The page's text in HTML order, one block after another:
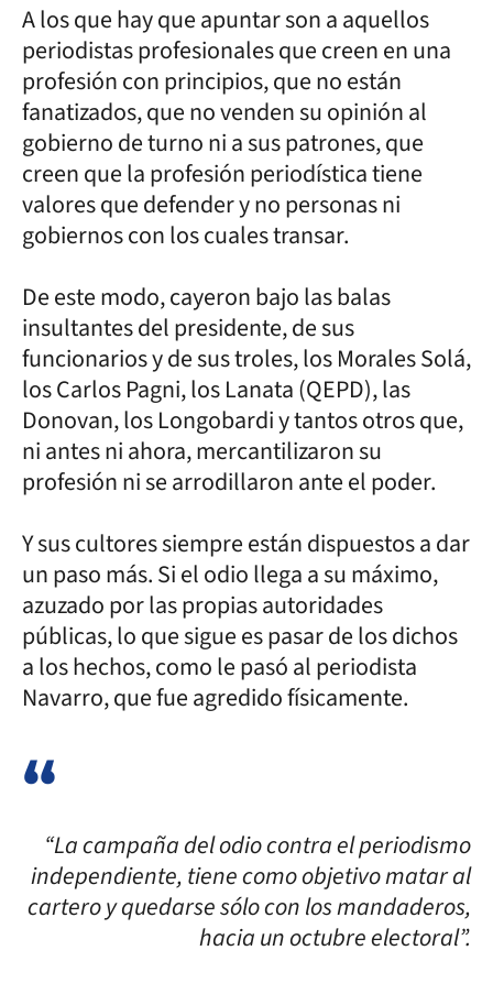
A los que hay que apuntar son a aquellos
periodistas profesionales que creen en una
profesión con principios, que no están
fanatizados, que no venden su opinión al
gobierno de turno ni a sus patrones, que
creen que la profesión periodística tiene
valores que defender y no personas ni
gobiernos con los cuales transar.
De este modo, cayeron bajo las balas
insultantes del presidente, de sus
funcionarios y de sus troles, los Morales Solá,
los Carlos Pagni, los Lanata (QEPD), las
Donovan, los Longobardi y tantos otros que,
ni antes ni ahora, mercantilizaron su
profesión ni se arrodillaron ante el poder.
Y sus cultores siempre están dispuestos a dar
un paso más. Si el odio llega a su máximo,
azuzado por las propias autoridades
públicas, lo que sigue es pasar de los dichos
a los hechos, como le pasó al periodista
Navarro, que fue agredido físicamente.
“La campaña del odio contra el periodismo
independiente, tiene como objetivo matar al
cartero y quedarse sólo con los mandaderos,
hacia un octubre electoral”.